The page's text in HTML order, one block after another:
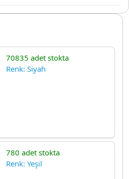
70835 adet stokta
Renk: Siyah
780 adet stokta
Renk: Yeşil